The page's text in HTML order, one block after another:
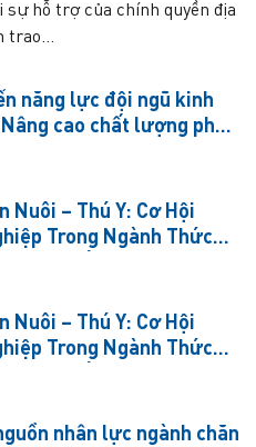
sự hỗ trợ của chính quyền địa
trao...
năng lực đội ngũ kinh
cao chất lượng phục
Nuôi – Thú Y: Cơ Hội
Trong Ngành Thức
Nuôi – Thú Y: Cơ Hội
Trong Ngành Thức
nhân lực ngành chăn